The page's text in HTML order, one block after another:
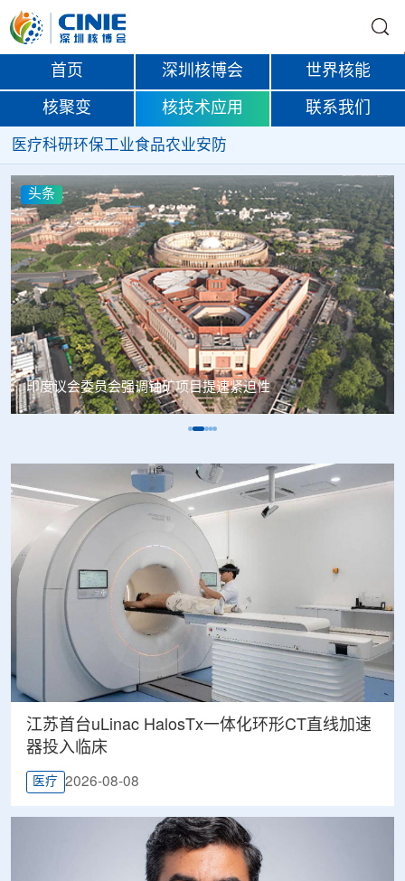
首页 深圳核博会 世界核能
核聚变 核技术应用 联系我们
医疗科研环保工业食品农业安防
头条
中核辐智正式设立 中国同辐持股90%打通核医疗全产业链
江苏首台uLinac HalosTx一体化环形CT直线加速
器投入临床
医疗 2026-08-08